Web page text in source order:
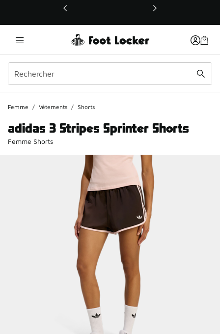
Ce lien ouvrira une nouvelle fenêtre
Femme / Vêtements / Shorts
adidas 3 Stripes Sprinter Shorts
Femme Shorts